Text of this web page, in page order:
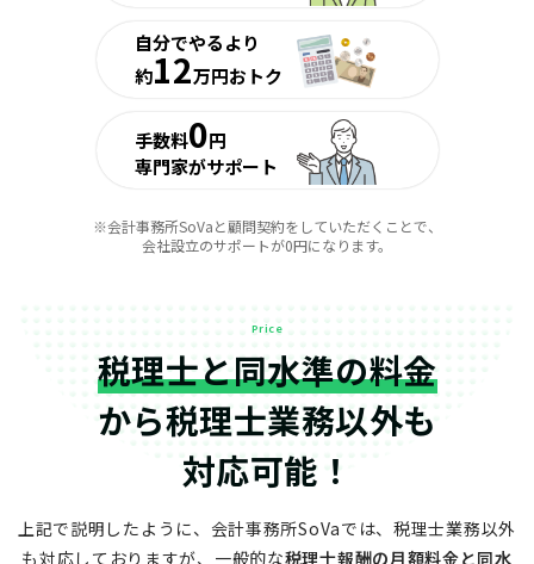
自分でやるより
約12万円おトク
手数料0円
専門家がサポート
※会計事務所SoVaと顧問契約をしていただくことで、
会社設立のサポートが0円になります。
Price
税理士と同水準の料金
から税理士業務以外も
対応可能！
上記で説明したように、会計事務所SoVaでは、税理士業務以外
も対応しておりますが、 一般的な税理士報酬の月額料金と同水